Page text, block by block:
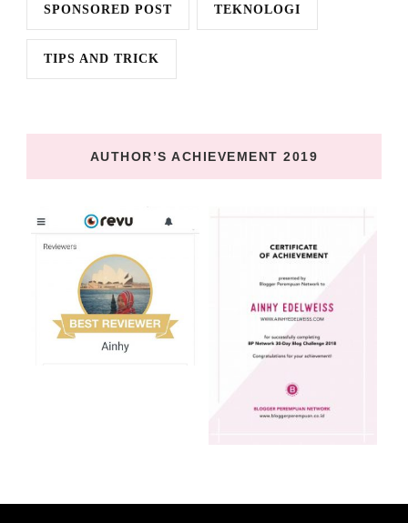
SPONSORED POST TEKNOLOGI
TIPS AND TRICK
AUTHOR’S ACHIEVEMENT 2019